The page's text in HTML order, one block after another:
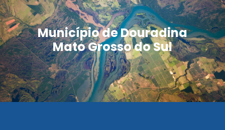
Município de Douradina
Mato Grosso do Sul